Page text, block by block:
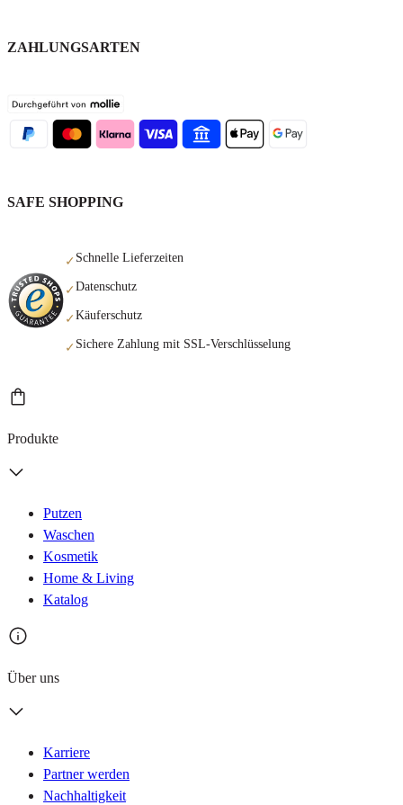
ZAHLUNGSARTEN
SAFE SHOPPING
✓ Schnelle Lieferzeiten
✓Datenschutz
✓Käuferschutz
✓ Sichere Zahlung mit SSL-Verschlüsselung
Produkte
Putzen
Waschen
Kosmetik
Home & Living
Katalog
Über uns
Karriere
Partner werden
Nachhaltigkeit